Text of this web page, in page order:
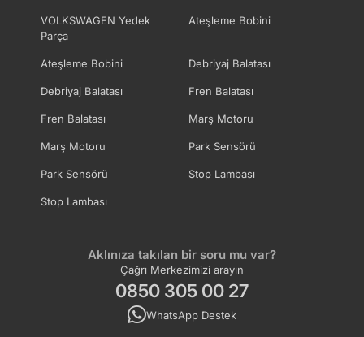
VOLKSWAGEN Yedek
Parça
Ateşleme Bobini
Ateşleme Bobini Debriyaj Balatası
Debriyaj Balatası Fren Balatası
Fren Balatası Marş Motoru
Marş Motoru Park Sensörü
Park Sensörü Stop Lambası
Stop Lambası
Aklınıza takılan bir soru mu var?
Çağrı Merkezimizi arayın
0850 305 00 27
WhatsApp Destek